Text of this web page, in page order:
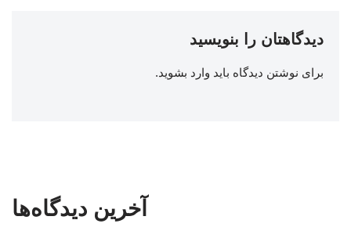
دیدگاهتان را بنویسید
برای نوشتن دیدگاه باید وارد بشوید.
آخرین دیدگاه‌ها